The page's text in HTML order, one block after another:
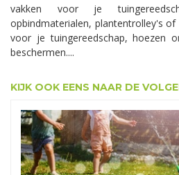
vakken voor je
opbindmaterialen, plantentrolley's
voor je tuingereedschap, hoezen
beschermen....
KIJK OOK EENS NAAR DE